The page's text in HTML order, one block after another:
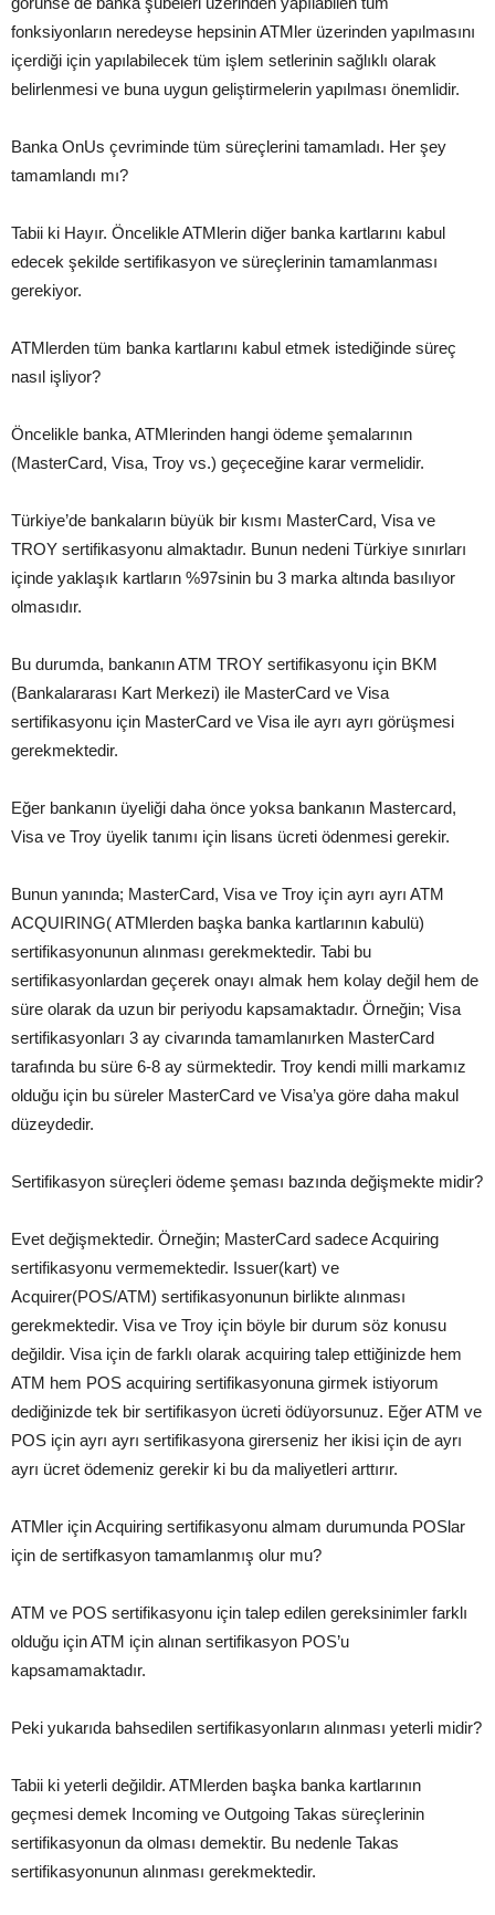
fonksiyonların neredeyse hepsinin ATMler üzerinden yapılmasını
içerdiği için yapılabilecek tüm işlem setlerinin sağlıklı olarak
belirlenmesi ve buna uygun geliştirmelerin yapılması önemlidir.
Banka OnUs çevriminde tüm süreçlerini tamamladı. Her şey
tamamlandı mı?
Tabii ki Hayır. Öncelikle ATMlerin diğer banka kartlarını kabul
edecek şekilde sertifikasyon ve süreçlerinin tamamlanması
gerekiyor.
ATMlerden tüm banka kartlarını kabul etmek istediğinde süreç
nasıl işliyor?
Öncelikle banka, ATMlerinden hangi ödeme şemalarının
(MasterCard, Visa, Troy vs.) geçeceğine karar vermelidir.
Türkiye’de bankaların büyük bir kısmı MasterCard, Visa ve
TROY sertifikasyonu almaktadır. Bunun nedeni Türkiye sınırları
içinde yaklaşık kartların %97sinin bu 3 marka altında basılıyor
olmasıdır.
Bu durumda, bankanın ATM TROY sertifikasyonu için BKM
(Bankalararası Kart Merkezi) ile MasterCard ve Visa
sertifikasyonu için MasterCard ve Visa ile ayrı ayrı görüşmesi
gerekmektedir.
Eğer bankanın üyeliği daha önce yoksa bankanın Mastercard,
Visa ve Troy üyelik tanımı için lisans ücreti ödenmesi gerekir.
Bunun yanında; MasterCard, Visa ve Troy için ayrı ayrı ATM
ACQUIRING( ATMlerden başka banka kartlarının kabulü)
sertifikasyonunun alınması gerekmektedir. Tabi bu
sertifikasyonlardan geçerek onayı almak hem kolay değil hem de
süre olarak da uzun bir periyodu kapsamaktadır. Örneğin; Visa
sertifikasyonları 3 ay civarında tamamlanırken MasterCard
tarafında bu süre 6-8 ay sürmektedir. Troy kendi milli markamız
olduğu için bu süreler MasterCard ve Visa’ya göre daha makul
düzeydedir.
Sertifikasyon süreçleri ödeme şeması bazında değişmekte midir?
Evet değişmektedir. Örneğin; MasterCard sadece Acquiring
sertifikasyonu vermemektedir. Issuer(kart) ve
Acquirer(POS/ATM) sertifikasyonunun birlikte alınması
gerekmektedir. Visa ve Troy için böyle bir durum söz konusu
değildir. Visa için de farklı olarak acquiring talep ettiğinizde hem
ATM hem POS acquiring sertifikasyonuna girmek istiyorum
dediğinizde tek bir sertifikasyon ücreti ödüyorsunuz. Eğer ATM ve
POS için ayrı ayrı sertifikasyona girerseniz her ikisi için de ayrı
ayrı ücret ödemeniz gerekir ki bu da maliyetleri arttırır.
ATMler için Acquiring sertifikasyonu almam durumunda POSlar
için de sertifkasyon tamamlanmış olur mu?
ATM ve POS sertifikasyonu için talep edilen gereksinimler farklı
olduğu için ATM için alınan sertifikasyon POS’u
kapsamamaktadır.
Peki yukarıda bahsedilen sertifikasyonların alınması yeterli midir?
Tabii ki yeterli değildir. ATMlerden başka banka kartlarının
geçmesi demek Incoming ve Outgoing Takas süreçlerinin
sertifikasyonun da olması demektir. Bu nedenle Takas
sertifikasyonunun alınması gerekmektedir.